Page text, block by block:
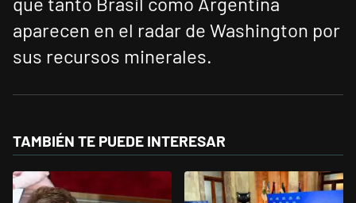
aparecen en el radar de Washington por
sus recursos minerales.
TAMBIÉN TE PUEDE INTERESAR